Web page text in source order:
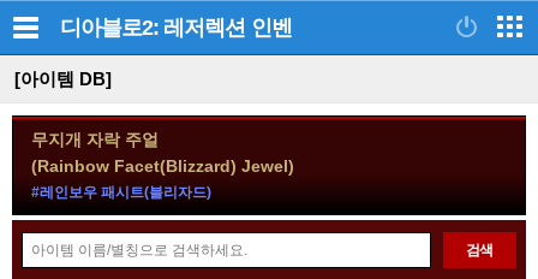
디아블로2: 레저렉션 인벤
[아이템 DB]
무지개 자락 주얼
(Rainbow Facet(Blizzard) Jewel)
#레인보우 패시트(블리자드)
아
이
검색